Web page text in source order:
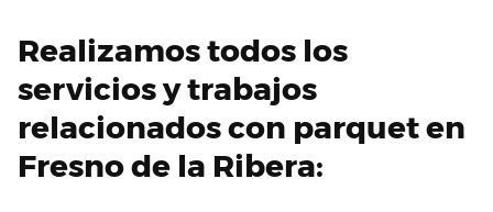
Realizamos todos los
servicios y trabajos
relacionados con parquet en
Fresno de la Ribera: